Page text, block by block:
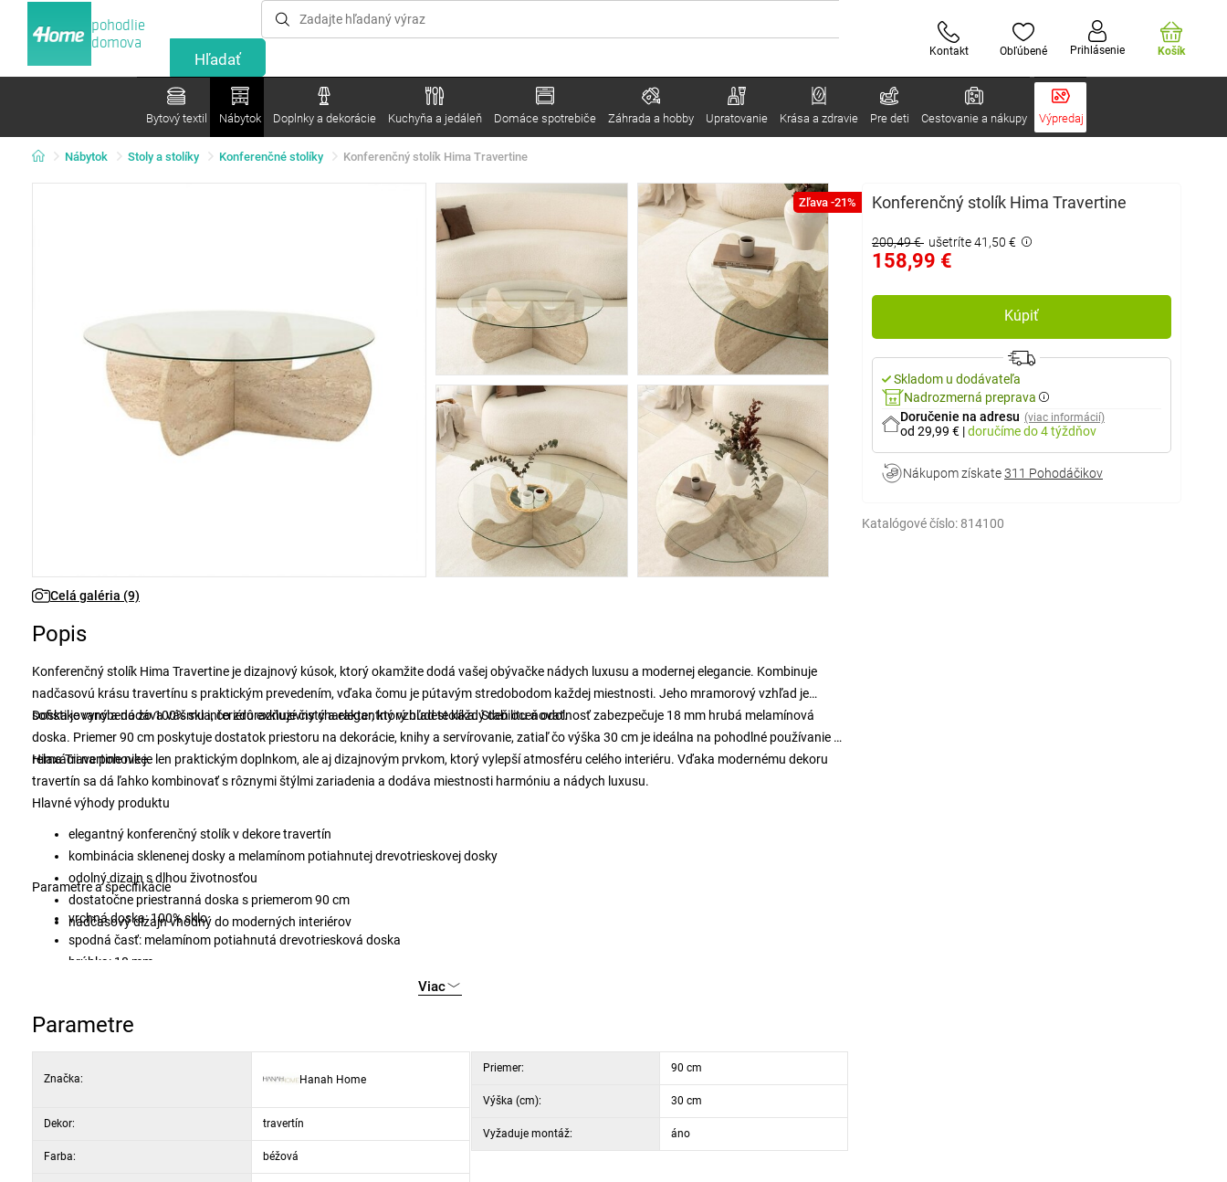
pohodlie
domova
Kontakt Obľúbené Prihlásenie Košík
Bytový textil Nábytok Doplnky a dekorácie Kuchyňa a jedáleň Domáce spotrebiče Záhrada a hobby Upratovanie Krása a zdravie Pre deti Cestovanie a nákupy Výpredaj
Nábytok Stoly a stolíky Konferenčné stolíky Konferenčný stolík Hima Travertine
Zľava -21%
Celá galéria (9)
Konferenčný stolík Hima Travertine
200,49 € ušetríte 41,50 €
158,99 €
Kúpiť
Skladom u dodávateľa
Nadrozmerná preprava
Doručenie na adresu (viac informácií)
od 29,99 € |doručímedo 4 týždňov
Nákupom získate311 Pohodáčikov
Katalógové číslo: 814100
Popis
Konferenčný stolík Hima Travertine je dizajnový kúsok, ktorý okamžite dodá vašej obývačke nádych luxusu a modernej elegancie. Kombinuje
nadčasovú krásu travertínu s praktickým prevedením, vďaka čomu je pútavým stredobodom každej miestnosti. Jeho mramorový vzhľad je
sofistikovaný a dodáva vášmu interiéru exkluzívny charakter, ktorý budete každý deň oceňovať.
Doska je vyrobená zo 100% skla, čo zdôrazňuje čistý a elegantný vzhľad stolíka. Stabilitu a odolnosť zabezpečuje 18 mm hrubá melamínová
doska. Priemer 90 cm poskytuje dostatok priestoru na dekorácie, knihy a servírovanie, zatiaľ čo výška 30 cm je ideálna na pohodlné používanie pri
relaxácii na pohovke.
Hima Travertine nie je len praktickým doplnkom, ale aj dizajnovým prvkom, ktorý vylepší atmosféru celého interiéru. Vďaka modernému dekoru
travertín sa dá ľahko kombinovať s rôznymi štýlmi zariadenia a dodáva miestnosti harmóniu a nádych luxusu.
Hlavné výhody produktu
elegantný konferenčný stolík v dekore travertín
kombinácia sklenenej dosky a melamínom potiahnutej drevotrieskovej dosky
odolný dizajn s dlhou životnosťou
dostatočne priestranná doska s priemerom 90 cm
nadčasový dizajn vhodný do moderných interiérov
Parametre a špecifikácie
vrchná doska: 100% sklo
spodná časť: melamínom potiahnutá drevotriesková doska
hrúbka: 18 mm
dekor: Travertín (mramor)
Viac
Parametre
Značka: Hanah Home
Dekor: travertín
Farba: béžová
Priemer: 90 cm
Výška (cm): 30 cm
Vyžaduje montáž: áno